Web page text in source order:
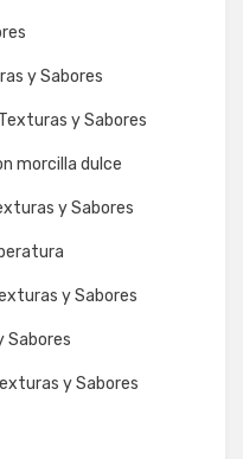
y Sabores
y Sabores
morcilla dulce
y Sabores
y Sabores
Sabores
y Sabores